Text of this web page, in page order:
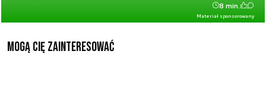
Materiał sponsorowany
8 min.
Mogą Cię zainteresować